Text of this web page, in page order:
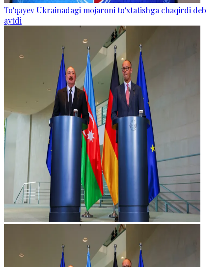
To‘qayev Ukrainadagi mojaroni to‘xtatishga chaqirdi deb
aytdi